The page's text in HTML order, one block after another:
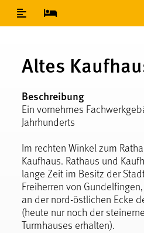
Inhaltsverzeichnis
Altes
Beschreibung
Ein vornehmes
Jahrhunderts
Im rechten Winkel zum
Kaufhaus. Rathaus und
lange Zeit im Besitz der
Freiherren von
an der nord-östlichen Ecke
(heute nur noch der
Turmhauses erhalten).